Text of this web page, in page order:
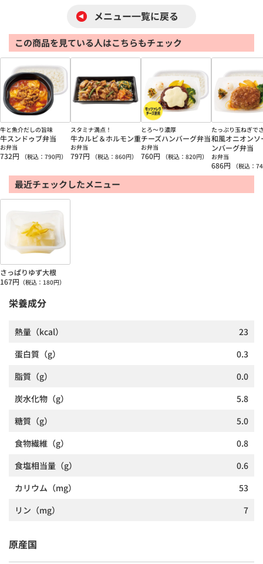
メニュー一覧に戻る
この商品を見ている人はこちらもチェック
牛と魚介だしの旨味
牛スンドゥブ弁当
お弁当
732円 （税込： 790円）
スタミナ満点！
牛カルビ＆ホルモン重
お弁当
797円 （税込： 860円）
とろ～り濃厚
チーズハンバーグ弁当
お弁当
760円 （税込： 820円）
たっぷり玉ねぎで
和風オニオンソ
ンバーグ弁当
お弁当
686円 （税込：
最近チェックしたメニュー
さっぱりゆず大根
167円 （税込： 180円）
栄養成分
熱量 （kcal）
23
蛋白質 （g）
0.3
脂質 （g）
0.0
炭水化物 （g）
5.8
糖質 （g）
5.0
食物繊維 （g）
0.8
食塩相当量 （g）
0.6
カリウム （mg）
53
リン （mg） 7
原産国